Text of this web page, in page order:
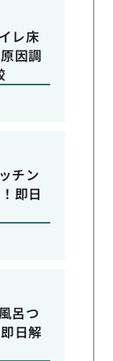
レ床
因調
チン
即日
呂つ
日解